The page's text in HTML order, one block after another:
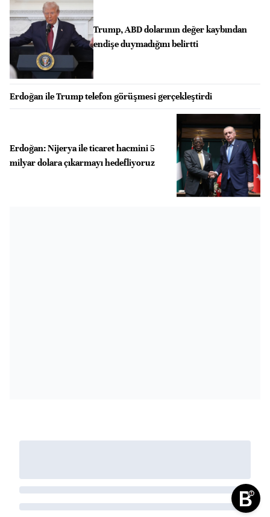
Trump, ABD dolarının değer kaybından
endişe duymadığını belirtti
Erdoğan ile Trump telefon görüşmesi gerçekleştirdi
Erdoğan: Nijerya ile ticaret hacmini 5
milyar dolara çıkarmayı hedefliyoruz